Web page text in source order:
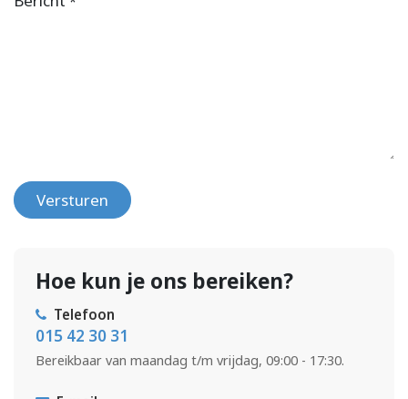
Versturen
Hoe kun je ons bereiken?
Telefoon
015 42 30 31
Bereikbaar van maandag t/m vrijdag, 09:00 - 17:30.